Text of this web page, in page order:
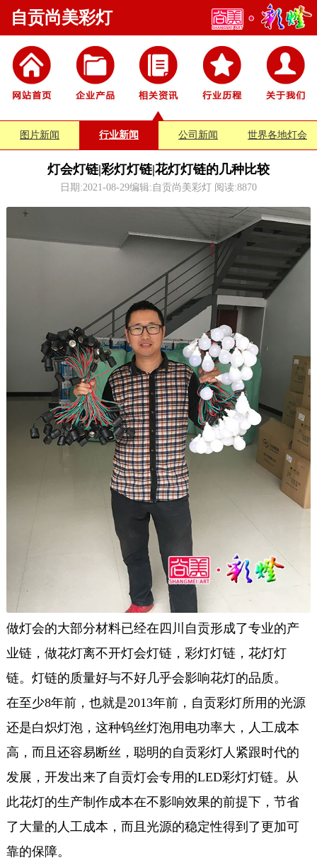
自贡尚美彩灯
图片新闻 行业新闻 公司新闻 世界各地灯会
灯会灯链|彩灯灯链|花灯灯链的几种比较
日期:2021-08-29编辑:自贡尚美彩灯 阅读:8870
做灯会的大部分材料已经在四川自贡形成了专业的产
业链，做花灯离不开灯会灯链，彩灯灯链，花灯灯
链。灯链的质量好与不好几乎会影响花灯的品质。
在至少8年前，也就是2013年前，自贡彩灯所用的光源
还是白炽灯泡，这种钨丝灯泡用电功率大，人工成本
高，而且还容易断丝，聪明的自贡彩灯人紧跟时代的
发展，开发出来了自贡灯会专用的LED彩灯灯链。从
此花灯的生产制作成本在不影响效果的前提下，节省
了大量的人工成本，而且光源的稳定性得到了更加可
靠的保障。